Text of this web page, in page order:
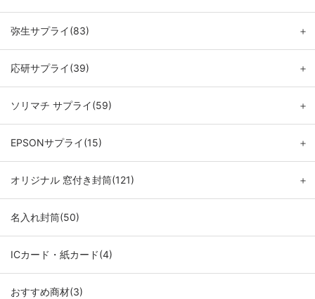
弥生サプライ(83) ＋
応研サプライ(39) ＋
ソリマチ サプライ(59) ＋
EPSONサプライ(15) ＋
オリジナル 窓付き封筒(121) ＋
名入れ封筒(50)
ICカード・紙カード(4)
おすすめ商材(3)